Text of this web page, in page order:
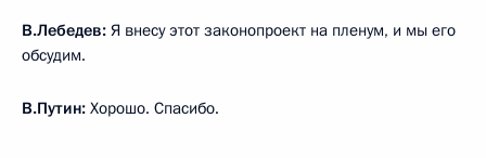
В.Лебедев: Я внесу этот законопроект на пленум, и мы его
обсудим.
В.Путин: Хорошо. Спасибо.